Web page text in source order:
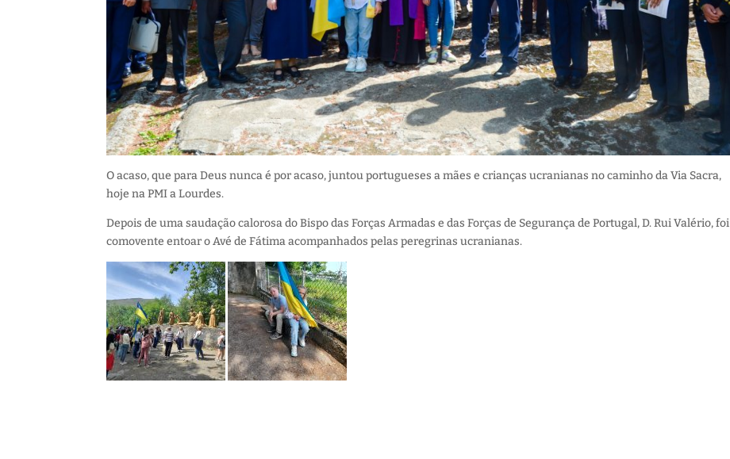
O acaso, que para Deus nunca é por acaso, juntou portugueses a mães e crianças ucranianas no caminho da Via Sacra,
hoje na PMI a Lourdes.
Depois de uma saudação calorosa do Bispo das Forças Armadas e das Forças de Segurança de Portugal, D. Rui Valério, foi
comovente entoar o Avé de Fátima acompanhados pelas peregrinas ucranianas.